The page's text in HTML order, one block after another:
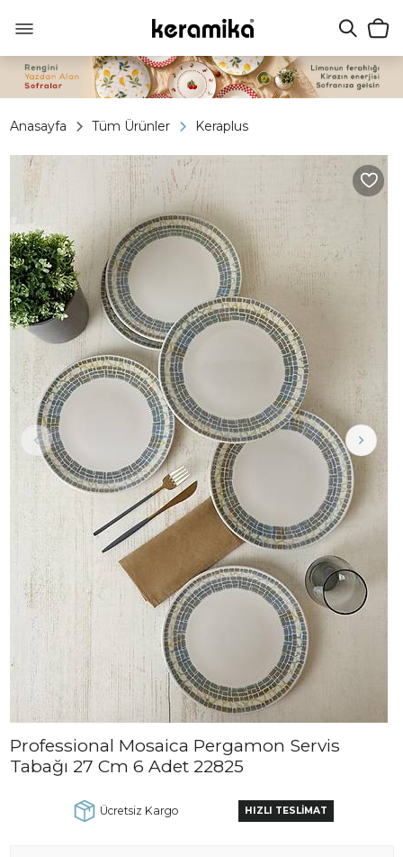
Anasayfa Tüm Ürünler Keraplus
Professional Mosaica Pergamon Servis
Tabağı 27 Cm 6 Adet 22825
Ücretsiz Kargo HIZLI TESLİMAT